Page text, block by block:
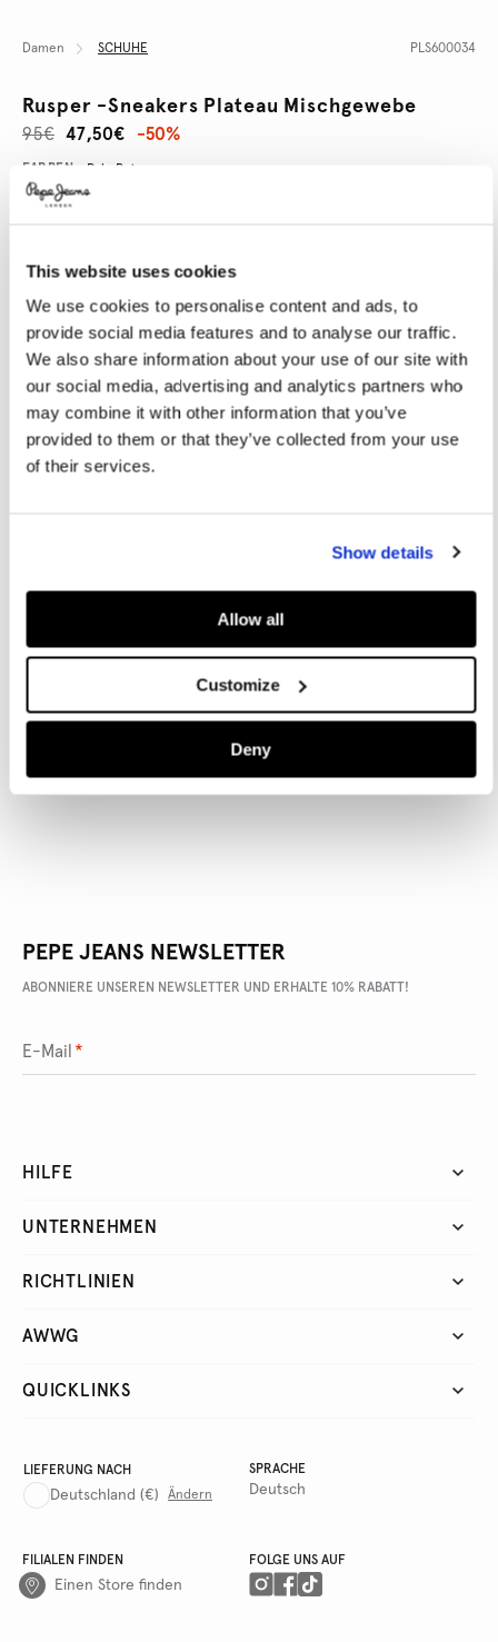
This website uses cookies
We use cookies to personalise content and ads, to
provide social media features and to analyse our traffic.
We also share information about your use of our site with
our social media, advertising and analytics partners who
may combine it with other information that you’ve
provided to them or that they’ve collected from your use
of their services.
Show details
Allow all
Customize
Deny
Damen SCHUHE PLS600034
Rusper -sneakers Plateau Mischgewebe
47,50€
95€ -50%
Promotions
Variations
FARBEN: Pale Beige
GRÖßE AUSWÄHLEN:
36 37 38 39 40
41
Größentabelle
Lieferung in 3-5
Kostenlose Abholung
Kostenlose lieferung ab 80€.
ARTIKEL DETAILS
PEPE JEANS NEWSLETTER
ABONNIERE UNSEREN NEWSLETTER UND ERHALTE 10% RABATT!
E-Mail *
HILFE
UNTERNEHMEN
RICHTLINIEN
AWWG
QUICKLINKS
LIEFERUNG NACH
Deutschland (€) Ändern
SPRACHE
Deutsch
FILIALEN FINDEN
Einen Store finden
FOLGE UNS AUF